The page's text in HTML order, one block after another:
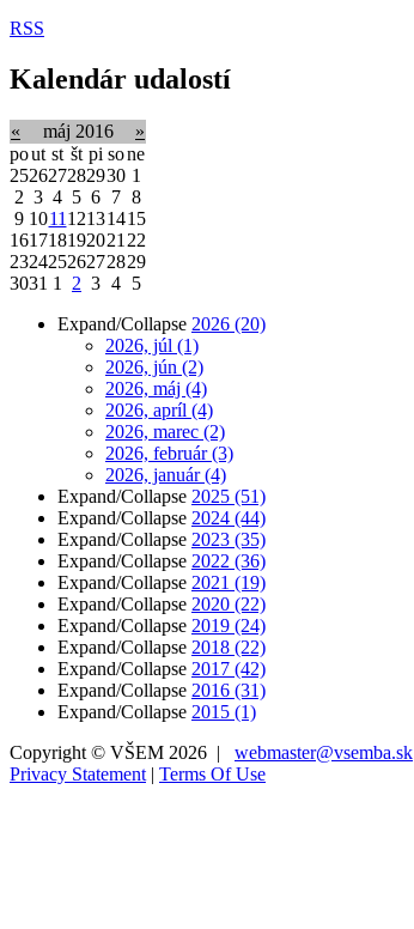
RSS
Kalendár udalostí
« máj 2016
»
pout st št pi sone
252627282930 1
2 3 4 5 6 7 8
9 1011 12131415
161718192021 22
23242526272829
3031 1 2 3 4
5
Expand/Collapse 2026 (20)
2026, júl (1)
2026, jún (2)
2026, máj (4)
2026, apríl (4)
2026, marec (2)
2026, február(3)
2026, január(4)
Expand/Collapse 2025 (51)
Expand/Collapse 2024 (44)
Expand/Collapse 2023 (35)
Expand/Collapse 2022 (36)
Expand/Collapse 2021 (19)
Expand/Collapse 2020 (22)
Expand/Collapse 2019 (24)
Expand/Collapse 2018 (22)
Expand/Collapse 2017 (42)
Expand/Collapse 2016 (31)
Expand/Collapse 2015 (1)
Copyright © VŠEM 2026 | webmaster@vsemba.sk
Privacy Statement | Terms Of Use